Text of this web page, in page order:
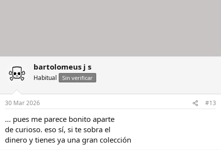
bartolomeus j s
Habitual Sin verificar
30 Mar 2026 #13
... pues me parece bonito aparte
de curioso. eso sí, si te sobra el
dinero y tienes ya una gran colección